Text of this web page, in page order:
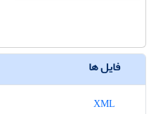
فایل ها